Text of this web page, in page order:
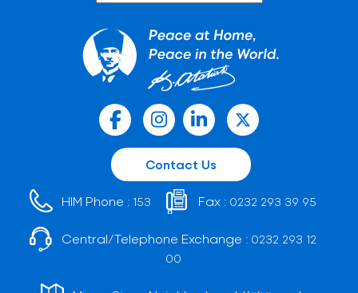
Contact Us
HIM Phone : 153 Fax : 0232 293 39 95
Central/Telephone Exchange : 0232 293 12
00